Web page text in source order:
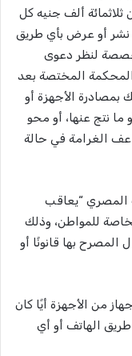
ثلاثمائة ألف جنيه كل
أو عرض بأي طريق
لنظر دعوى
المختصة بعد
بمصادرة الأجهزة أو
نتج عنها، أو محو
الغرامة في حالة
المصري “يعاقب
للمواطن، وذلك
المصرح بها قانونًا أو
من الأجهزة أيًا كان
الهاتف أو أي